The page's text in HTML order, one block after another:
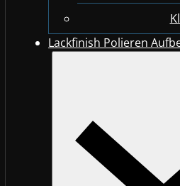
Lackfinish Polieren